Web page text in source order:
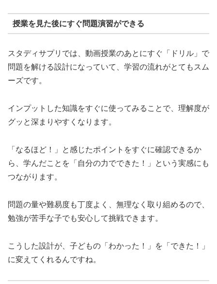
授業を見た後にすぐ問題演習ができる
スタディサプリでは、動画授業のあとにすぐ「ドリル」で
問題を解ける設計になっていて、学習の流れがとてもスム
ーズです。
インプットした知識をすぐに使ってみることで、理解度が
グッと深まりやすくなります。
「なるほど！」と感じたポイントをすぐに確認できるか
ら、学んだことを「自分の力でできた！」という実感にも
つながります。
問題の量や難易度も丁度よく、無理なく取り組めるので、
勉強が苦手な子でも安心して挑戦できます。
こうした設計が、子どもの「わかった！」を「できた！」
に変えてくれるんですね。